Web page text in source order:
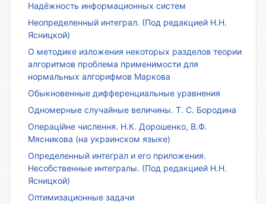
Надёжность информационных систем
Неопределенный интеграл. (Под редакцией Н.Н.
Ясницкой)
О методике изложения некоторых разделов теории
алгоритмов проблема применимости для
нормальных алгорифмов Маркова
Обыкновенные дифференциальные уравнения
Одномерные случайные величины. Т. С. Бородина
Операційне числення. Н.К. Дорошенко, В.Ф.
Мясникова (на украинском языке)
Определенный интеграл и его приложения.
Несобственные интегралы. (Под редакцией Н.Н.
Ясницкой)
Оптимизационные задачи